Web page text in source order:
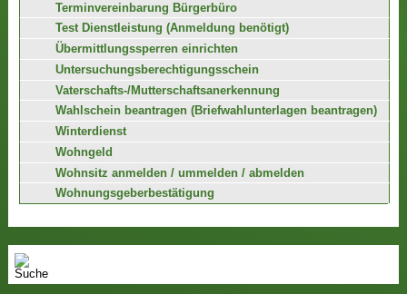
Terminvereinbarung Bürgerbüro
Test Dienstleistung (Anmeldung benötigt)
Übermittlungssperren einrichten
Untersuchungsberechtigungsschein
Vaterschafts-/Mutterschaftsanerkennung
Wahlschein beantragen (Briefwahlunterlagen beantragen)
Winterdienst
Wohngeld
Wohnsitz anmelden / ummelden / abmelden
Wohnungsgeberbestätigung